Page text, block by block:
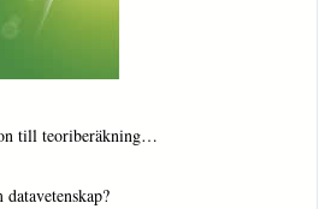
till teoriberäkning…